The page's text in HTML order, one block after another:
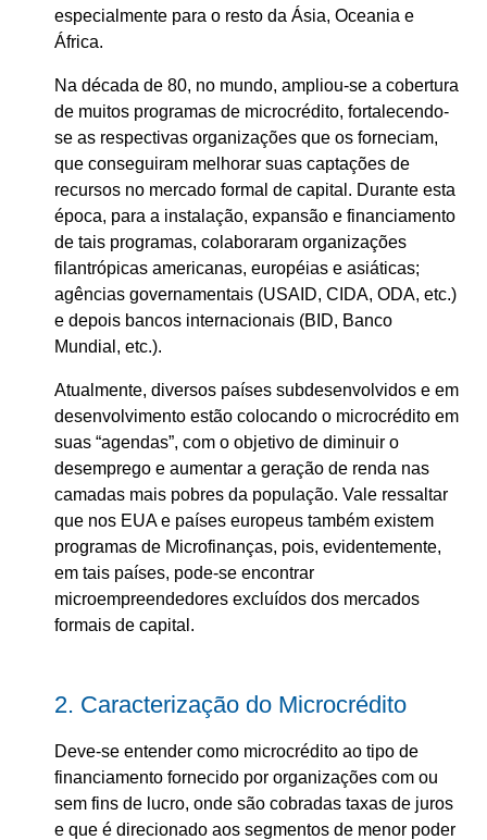
especialmente para o resto da Ásia, Oceania e
África.
Na década de 80, no mundo, ampliou-se a cobertura
de muitos programas de microcrédito, fortalecendo-
se as respectivas organizações que os forneciam,
que conseguiram melhorar suas captações de
recursos no mercado formal de capital. Durante esta
época, para a instalação, expansão e financiamento
de tais programas, colaboraram organizações
filantrópicas americanas, européias e asiáticas;
agências governamentais (USAID, CIDA, ODA, etc.)
e depois bancos internacionais (BID, Banco
Mundial, etc.).
Atualmente, diversos países subdesenvolvidos e em
desenvolvimento estão colocando o microcrédito em
suas “agendas”, com o objetivo de diminuir o
desemprego e aumentar a geração de renda nas
camadas mais pobres da população. Vale ressaltar
que nos EUA e países europeus também existem
programas de Microfinanças, pois, evidentemente,
em tais países, pode-se encontrar
microempreendedores excluídos dos mercados
formais de capital.
2. Caracterização do Microcrédito
Deve-se entender como microcrédito ao tipo de
financiamento fornecido por organizações com ou
sem fins de lucro, onde são cobradas taxas de juros
e que é direcionado aos segmentos de menor poder